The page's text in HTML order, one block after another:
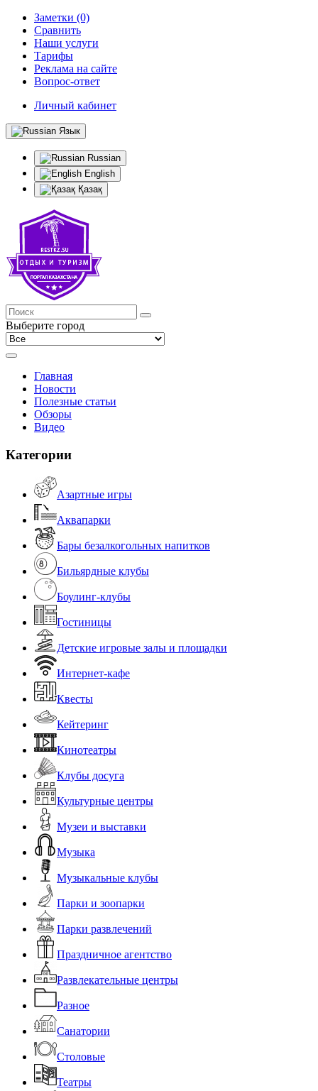
Заметки (0)
Сравнить
Наши услуги
Тарифы
Реклама на сайте
Вопрос-ответ
Личный кабинет
Язык
Russian
English
Қазақ
Выберите город
Главная
Новости
Полезные статьи
Обзоры
Видео
Категории
Азартные игры
Аквапарки
Бары безалкогольных напитков
Бильярдные клубы
Боулинг-клубы
Гостиницы
Детские игровые залы и площадки
Интернет-кафе
Квесты
Кейтеринг
Кинотеатры
Клубы досуга
Культурные центры
Музеи и выставки
Музыка
Музыкальные клубы
Парки и зоопарки
Парки развлечений
Праздничное агентство
Развлекательные центры
Разное
Санатории
Столовые
Театры